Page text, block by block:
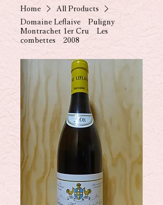
Home
All Products
Domaine Leflaive Puligny
Montrachet 1er Cru Les
combettes 2008